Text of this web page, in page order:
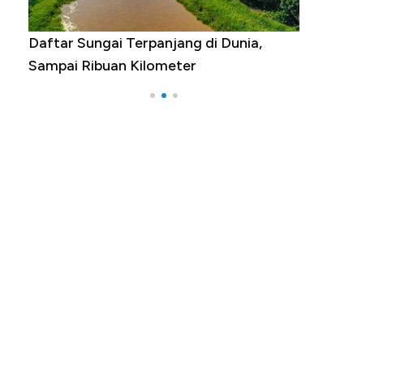
Daftar Sungai Terpanjang di Dunia,
Sampai Ribuan Kilometer